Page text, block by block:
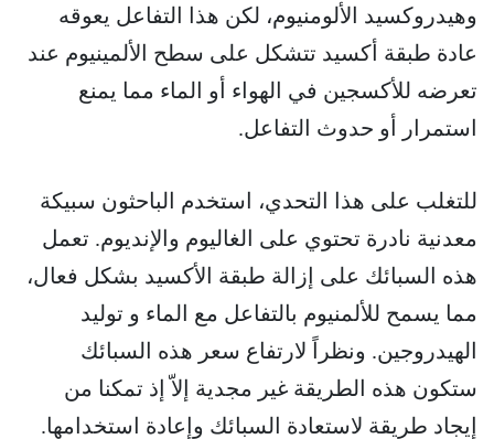
وهيدروكسيد الألومنيوم، لكن هذا التفاعل يعوقه
عادة طبقة أكسيد تتشكل على سطح الألمينيوم عند
تعرضه للأكسجين في الهواء أو الماء مما يمنع
استمرار أو حدوث التفاعل.
للتغلب على هذا التحدي، استخدم الباحثون سبيكة
معدنية نادرة تحتوي على الغاليوم والإنديوم. تعمل
هذه السبائك على إزالة طبقة الأكسيد بشكل فعال،
مما يسمح للألمنيوم بالتفاعل مع الماء و توليد
الهيدروجين. ونظراً لارتفاع سعر هذه السبائك
ستكون هذه الطريقة غير مجدية إلاّ إذ تمكنا من
إيجاد طريقة لاستعادة السبائك وإعادة استخدامها.